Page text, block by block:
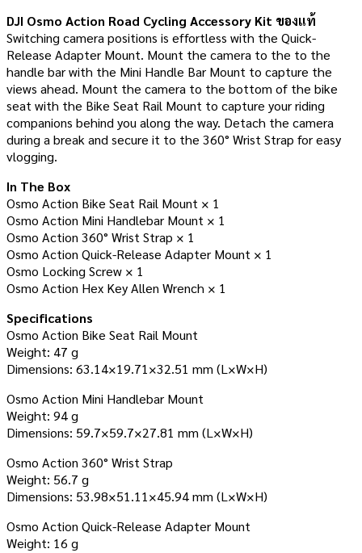
DJI Osmo Action Road Cycling Accessory Kit ของแท้
Switching camera positions is effortless with the Quick-
Release Adapter Mount. Mount the camera to the to the
handle bar with the Mini Handle Bar Mount to capture the
views ahead. Mount the camera to the bottom of the bike
seat with the Bike Seat Rail Mount to capture your riding
companions behind you along the way. Detach the camera
during a break and secure it to the 360° Wrist Strap for easy
vlogging.
In The Box
Osmo Action Bike Seat Rail Mount × 1
Osmo Action Mini Handlebar Mount × 1
Osmo Action 360° Wrist Strap × 1
Osmo Action Quick-Release Adapter Mount × 1
Osmo Locking Screw × 1
Osmo Action Hex Key Allen Wrench × 1
Specifications
Osmo Action Bike Seat Rail Mount
Weight: 47 g
Dimensions: 63.14×19.71×32.51 mm (L×W×H)
Osmo Action Mini Handlebar Mount
Weight: 94 g
Dimensions: 59.7×59.7×27.81 mm (L×W×H)
Osmo Action 360° Wrist Strap
Weight: 56.7 g
Dimensions: 53.98×51.11×45.94 mm (L×W×H)
Osmo Action Quick-Release Adapter Mount
Weight: 16 g